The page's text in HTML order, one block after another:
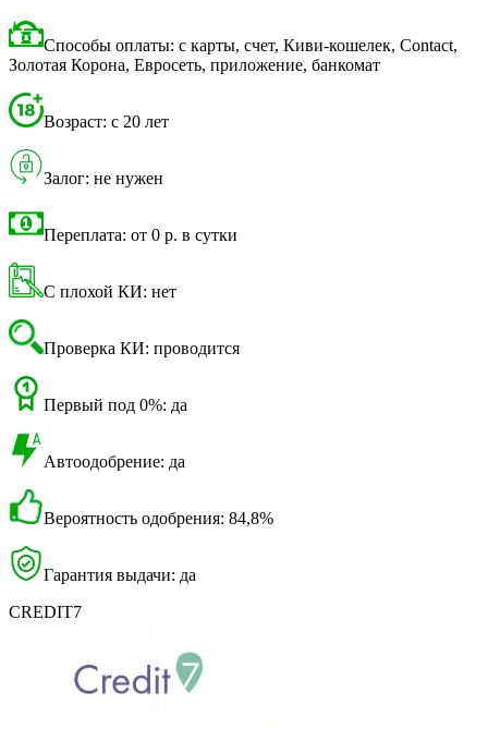
Способы оплаты: с карты, счет, Киви-кошелек, Contact,
Золотая Корона, Евросеть, приложение, банкомат
Возраст: с 20 лет
Залог: не нужен
Переплата: от 0 р. в сутки
С плохой КИ: нет
Проверка КИ: проводится
Первый под 0%: да
Автоодобрение: да
Вероятность одобрения: 84,8%
Гарантия выдачи: да
CREDIT7